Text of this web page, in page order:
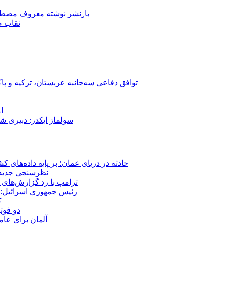
بازنشر نوشته معروف
نقاب
توافق دفاعی سه‌جانبه عربستان، ترکیه
سولماز ایکدر: دبیری
حادثه در دریای عمان؛ بر پایه
نظرسنجی جدید:
ترامپ با رد گزارش‌های
رئیس‌ جمهوری
دو
آلمان برای